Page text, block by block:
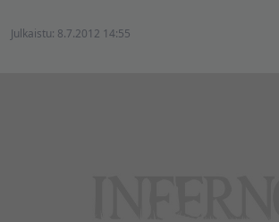
Julkaistu: 8.7.2012 14:55